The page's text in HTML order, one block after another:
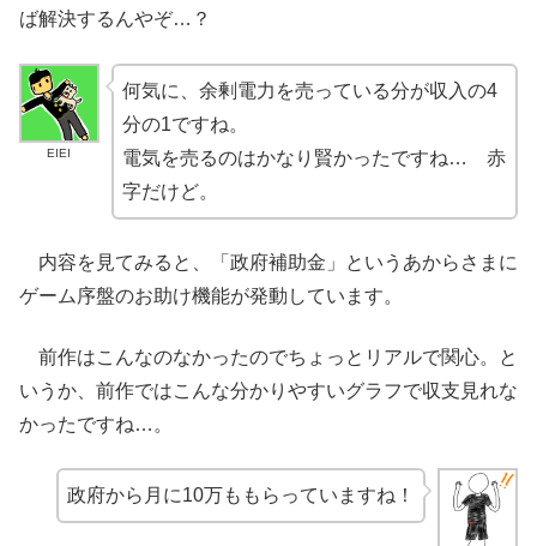
ば解決するんやぞ…？
EIEI
何気に、余剰電力を売っている分が収入の4
分の1ですね。
電気を売るのはかなり賢かったですね… 赤
字だけど。
内容を見てみると、「政府補助金」というあからさまに
ゲーム序盤のお助け機能が発動しています。
前作はこんなのなかったのでちょっとリアルで関心。と
いうか、前作ではこんな分かりやすいグラフで収支見れな
かったですね…。
政府から月に10万ももらっていますね！